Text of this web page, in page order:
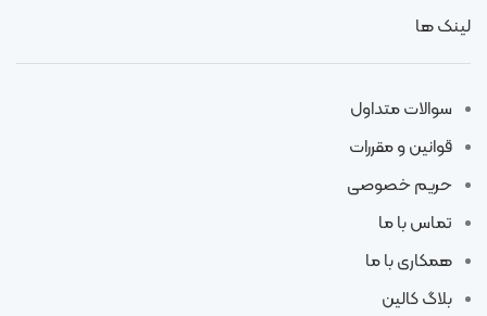
لینک ها
سوالات متداول
قوانین و مقررات
حریم خصوصی
تماس با ما
همکاری با ما
بلاگ کالین